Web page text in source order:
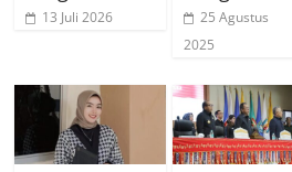
13 Juli 2026
25 Agustus
2025